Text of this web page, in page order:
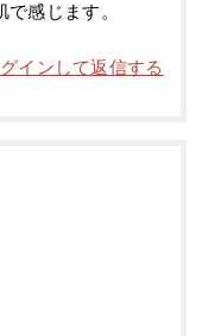
感じます。
インして返信する